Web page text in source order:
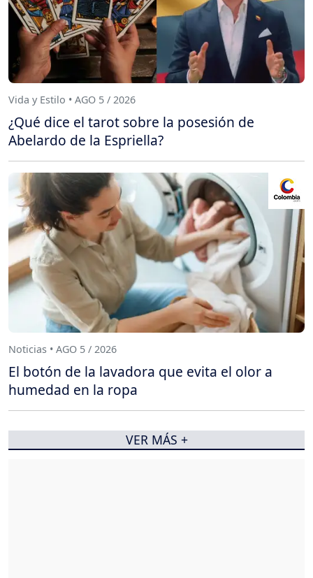
Vida y Estilo • AGO 5 / 2026
¿Qué dice el tarot sobre la posesión de
Abelardo de la Espriella?
Noticias • AGO 5 / 2026
El botón de la lavadora que evita el olor a
humedad en la ropa
VER MÁS +